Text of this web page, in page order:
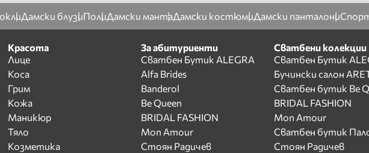
Дамски блузиПолиДамски мантаДамски костюмиДамски панталони
Красота
Лице
Коса
Грим
Кожа
Маникюр
Тяло
Козметика
За абитуриенти
Сватбен Бутик ALEGRA
Alfa Brides
Banderol
Be Queen
BRIDAL FASHION
Mon Amour
Стоян Радичев
Сватбени колекции
Сватбен Бутик
Бучински салон
Сватбен бутик Be
BRIDAL FASHION
Mon Amour
Сватбен бутик
Стоян Радичев